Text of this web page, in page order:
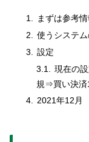
まずは参考
使うシステ
設定
現在の
規⇒買い決済
2021年12月